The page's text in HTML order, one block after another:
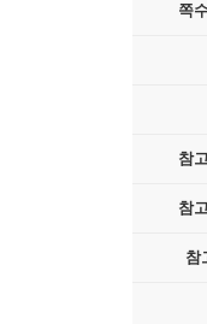
쪽
참
참
참